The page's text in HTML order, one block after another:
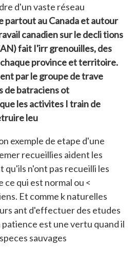
d'un vaste réseau
partout au Canada et autour
canadien sur le decli tions
fait I'irr grenouilles, des
chaque province et territoire.
par le groupe de trave
de batraciens ot
les activites I train de
leu
exemple de etape d'une
recueillies aident les
qu'ils n'ont pas recueilli les
qui est normal ou <
Et comme k naturelles
ant d'effectuer des etudes
patience est une vertu quand il
sauvages